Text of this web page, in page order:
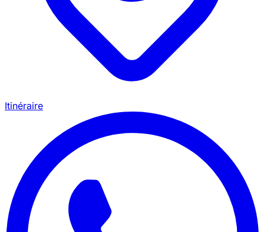
Itinéraire